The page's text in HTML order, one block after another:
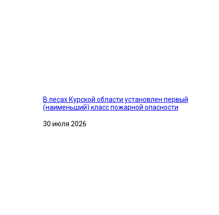
В лесах Курской области установлен первый
(наименьший) класс пожарной опасности
30 июля 2026